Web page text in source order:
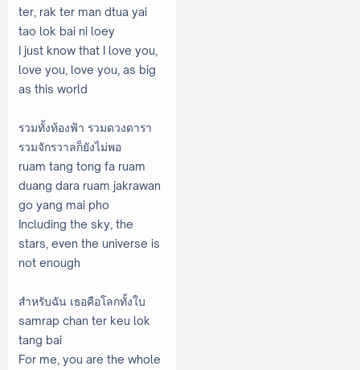
ter, rak ter man dtua yai
tao lok bai ni loey
I just know that I love you,
love you, love you, as big
as this world
รวมทั้งท้องฟ้า รวมดวงดารา
รวมจักรวาลก็ยังไม่พอ
ruam tang tong fa ruam
duang dara ruam jakrawan
go yang mai pho
Including the sky, the
stars, even the universe is
not enough
สำหรับฉัน เธอคือโลกทั้งใบ
samrap chan ter keu lok
tang bai
For me, you are the whole